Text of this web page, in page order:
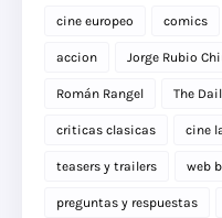
cine europeo comics
accion Jorge Rubio
Román Rangel The
criticas clasicas cine
teasers y trailers web
preguntas y respuestas